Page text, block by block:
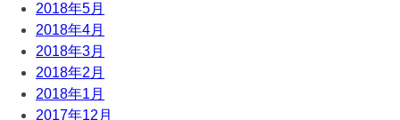
2018年5月
2018年4月
2018年3月
2018年2月
2018年1月
2017年12月